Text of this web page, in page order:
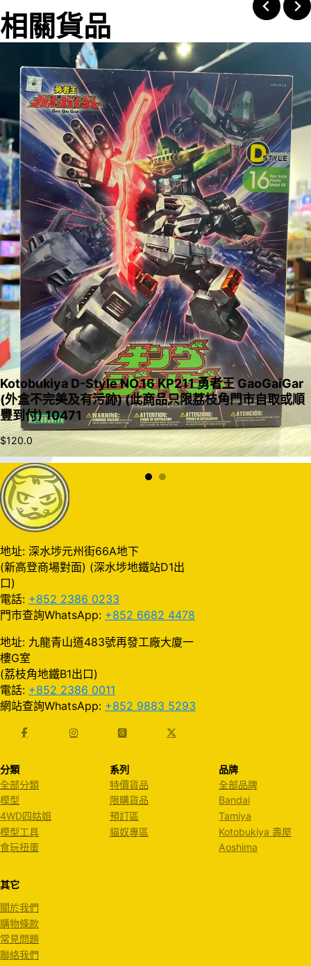
相關貨品
入購物車
Kotobukiya D-Style NO.16 KP211 勇者王 GaoGaiGar
(外盒不完美及有污跡) (此商品只限荔枝角門市自取或順
豐到付) 10471
$120.0
地址: 深水埗元州街66A地下
(新高登商場對面) (深水埗地鐵站D1出
口)
電話: +852 2386 0233
門市查詢WhatsApp: +852 6682 4478
地址: 九龍青山道483號再發工廠大廈一
樓G室
(荔枝角地鐵B1出口)
電話: +852 2386 0011
網站查詢WhatsApp: +852 9883 5293
分類
全部分類
模型
4WD四姑姐
模型工具
食玩扭蛋
系列
特價貨品
限購貨品
預訂區
貓奴專區
品牌
全部品牌
Bandai
Tamiya
Kotobukiya 壽屋
Aoshima
其它
關於我們
購物條款
常見問題
聯絡我們